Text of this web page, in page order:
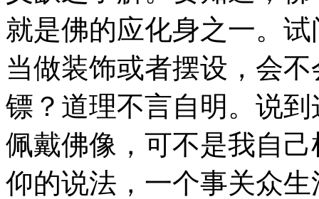
就是佛的应化身之一。
当做装饰或者摆设，会
镖？道理不言自明。说
佩戴佛像，可不是我自
仰的说法，一个事关众